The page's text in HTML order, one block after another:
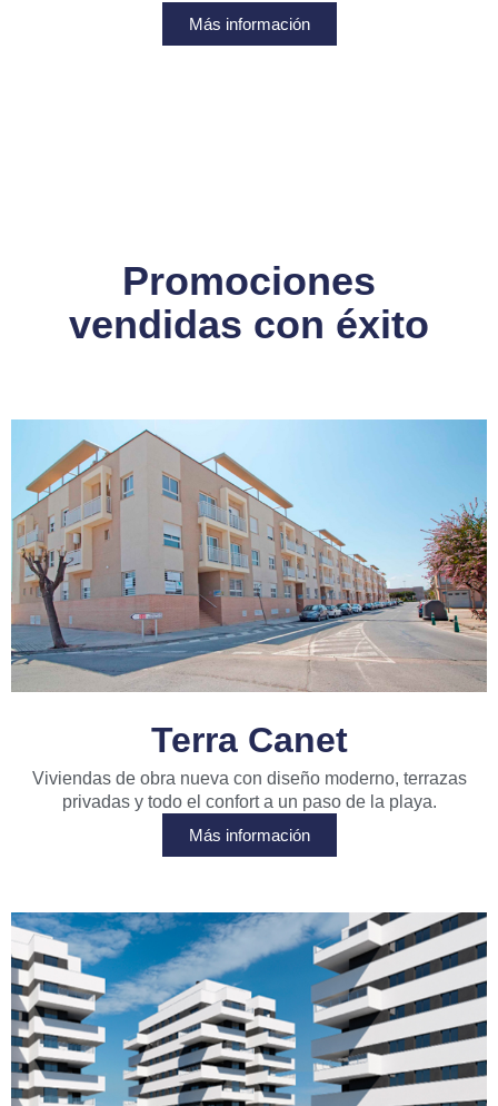
Más información
Promociones
vendidas con éxito
Terra Canet
Viviendas de obra nueva con diseño moderno, terrazas
privadas y todo el confort a un paso de la playa.
Más información